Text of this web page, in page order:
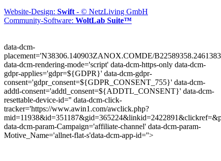
Website-Design: Swift - © NetzLiving GmbH
Community-Software: WoltLab Suite™
data-dcm-
placement='N38306.140903ZANOX.COMDE/
data-dcm-rendering-mode='script' data-dcm-https-only data-dcm-
gdpr-applies='gdpr=${GDPR}' data-dcm-gdpr-
consent='gdpr_consent=${GDPR_CONSENT_755}' data-dcm-
addtl-consent='addtl_consent=${ADDTL_CONSENT}' data-dcm-
resettable-device-id='' data-dcm-click-
tracker='https://www.awin1.com/awclick.php?
data-dcm-param-Campaign='affiliate-channel' data-dcm-param-
Motive_Name='allnet-flat-s'data-dcm-app-id=''>